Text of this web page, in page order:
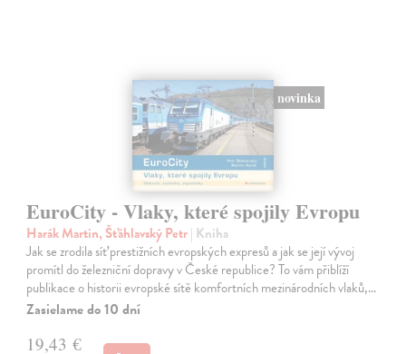
novinka
EuroCity - Vlaky, které spojily Evropu
Harák Martin, Šťáhlavský Petr| Kniha
Jak se zrodila síť prestižních evropských expresů a jak se její vývoj
promítl do železniční dopravy v České republice? To vám přiblíží
publikace o historii evropské sítě komfortních mezinárodních vlaků,…
Zasielame do 10 dní
19,43 €